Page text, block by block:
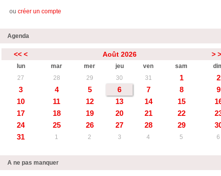
ou créer un compte
Agenda
<< < Août 2026 >
lun mar mer jeu ven sam
27
28 29 30 31 1
2
3
4 5 6 7 8
9
10
11 12 13 14 15
17
18 19 20 21 22
24
25 26 27 28 29
31
1 2 3 4 5 6
A ne pas manquer